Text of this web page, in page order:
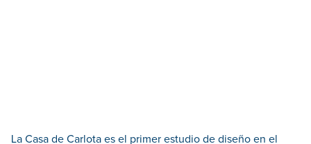
La Casa de Carlota es el primer estudio de diseño en el